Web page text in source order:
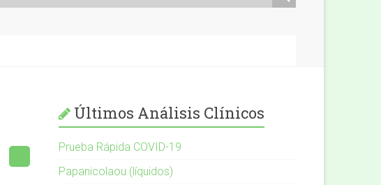
Últimos Análisis Clínicos
Prueba Rápida COVID-19
Papanicolaou (líquidos)